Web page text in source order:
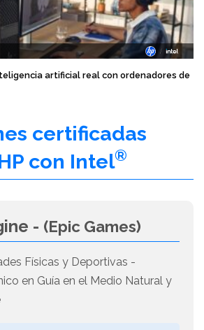
artificial real con ordenadores de
certificadas
con Intel®
- (Epic Games)
Físicas y Deportivas -
en Guía en el Medio Natural y